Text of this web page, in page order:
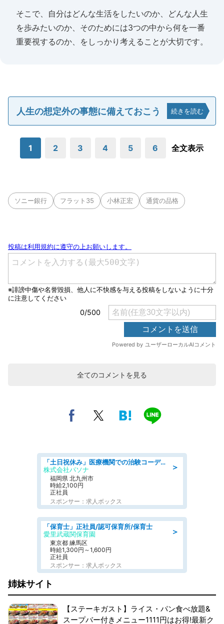
そこで、自分はどんな生活をしたいのか、どんな人生
を歩みたいのか、そのためには3つの中から何を一番
重要視するのか、をしっかり考えることが大切です。
人生の想定外の事態に備えておこう 続きを読む
1 2 3 4 5 6 全文表示
ソニー銀行 フラット35 小林正宏 通貨の品格
全てのコメントを見る
＞
「土日祝休み」医療機関での治験コーディネーターのお仕事/看護師
株式会社パソナ
福岡県 北九州市
時給2,100円
正社員
スポンサー：求人ボックス
＞
「保育士」正社員/認可保育所/保育士
愛里武蔵関保育園
東京都 練馬区
時給1,300円～1,600円
正社員
スポンサー：求人ボックス
姉妹サイト
【ステーキガスト】ライス・パン食べ放題&
スープバー付きメニュー1111円はお得!最新ク